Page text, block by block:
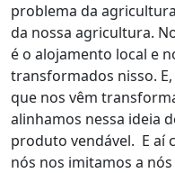
problema da
da nossa agricultura.
é o alojamento local e
transformados nisso.
que nos vêm
alinhamos nessa ideia
produto vendável. E aí
nós nos imitamos a